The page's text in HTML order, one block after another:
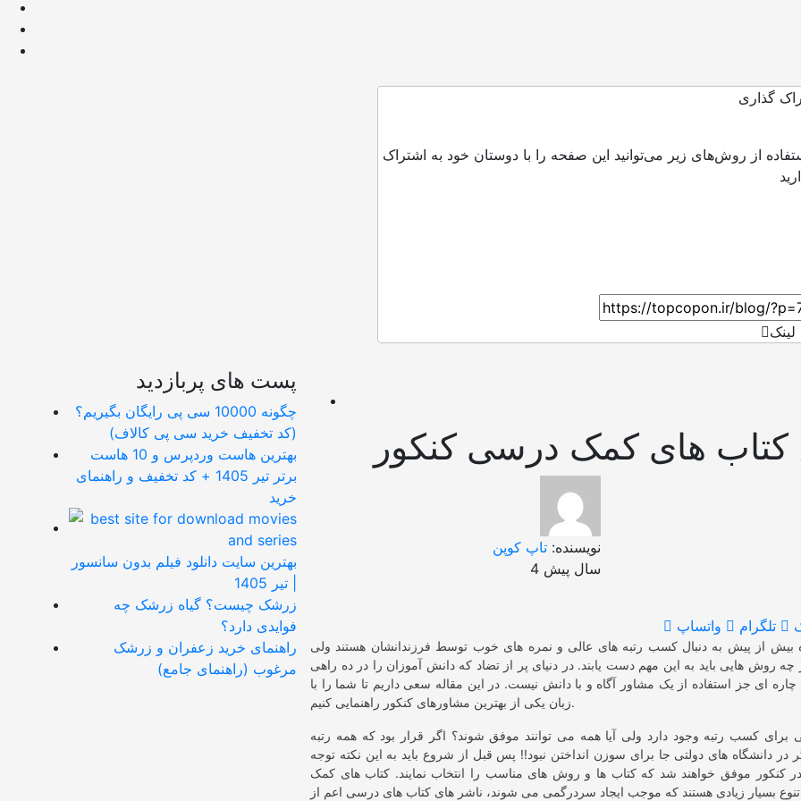
گذاری
از روش‌های زیر می‌توانید این صفحه را با دوستان خود به اشتراک
پست های پربازدید
چگونه 10000 سی پی رایگان بگیریم؟
(کد تخفیف خرید سی پی کالاف)
بهترین هاست وردپرس و 10 هاست
برتر تیر 1405 + کد تخفیف و راهنمای
خرید
بهترین سایت دانلود فیلم بدون سانسور
| تیر 1405
زرشک چیست؟ گیاه زرشک چه
فوایدی دارد؟
راهنمای خرید زعفران و زرشک
مرغوب (راهنمای جامع)
کتاب های کمک درسی کنکور
نویسنده: تاپ کوپن
4 سال پیش
تلگرام واتساپ
بیش از پیش به دنبال کسب رتبه های عالی و نمره های خوب توسط فرزندانشان هستند ولی
چه روش هایی باید به این مهم دست یابند. در دنیای پر از تضاد که دانش آموزان را در ده راهی
چاره ای جز استفاده از یک مشاور آگاه و با دانش نیست. در این مقاله سعی داریم تا شما را با
زبان یکی از بهترین مشاورهای کنکور راهنمایی کنیم.
کسب رتبه وجود دارد ولی آیا همه می توانند موفق شوند؟ اگر قرار بود که همه رتبه
در دانشگاه های دولتی جا برای سوزن انداختن نبود!! پس قبل از شروع باید به این نکته توجه
کنکور موفق خواهند شد که کتاب ها و روش های مناسب را انتخاب نمایند. کتاب های کمک